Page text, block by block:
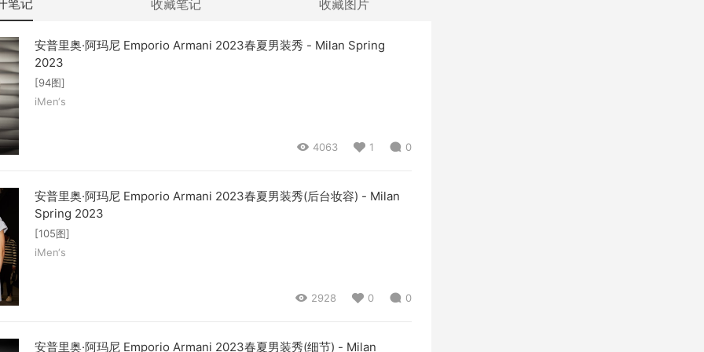
笔记 收藏笔记 收藏图片
安普里奥·阿玛尼 Emporio Armani 2023春夏男装秀 - Milan Spring
2023
[94图]
iMen‘s
4063 1 0
安普里奥·阿玛尼 Emporio Armani 2023春夏男装秀(后台妆容) - Milan
Spring 2023
[105图]
iMen‘s
2928 0 0
安普里奥·阿玛尼 Emporio Armani 2023春夏男装秀(细节) - Milan